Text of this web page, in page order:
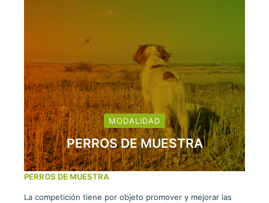
MODALIDAD
PERROS DE MUESTRA
PERROS DE MUESTRA
La competición tiene por objeto promover y mejorar las